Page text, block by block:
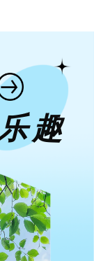
趣